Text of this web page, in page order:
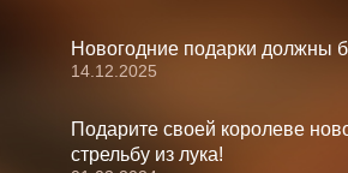
Новогодние подарки должны
14.12.2025
Подарите своей королеве
стрельбу из лука!